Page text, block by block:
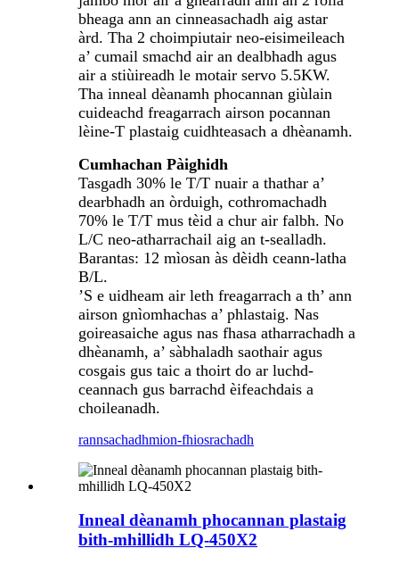
bheaga ann an cinneasachadh aig astar
àrd. Tha 2 choimpiutair neo-eisimeileach
a’ cumail smachd air an dealbhadh agus
air a stiùireadh le motair servo 5.5KW.
Tha inneal dèanamh phocannan giùlain
cuideachd freagarrach airson pocannan
lèine-T plastaig cuidhteasach a dhèanamh.
Cumhachan Pàighidh
Tasgadh 30% le T/T nuair a thathar a’
dearbhadh an òrduigh, cothromachadh
70% le T/T mus tèid a chur air falbh. No
L/C neo-atharrachail aig an t-sealladh.
Barantas: 12 mìosan às dèidh ceann-latha
B/L.
’S e uidheam air leth freagarrach a th’ ann
airson gnìomhachas a’ phlastaig. Nas
goireasaiche agus nas fhasa atharrachadh a
dhèanamh, a’ sàbhaladh saothair agus
cosgais gus taic a thoirt do ar luchd-
ceannach gus barrachd èifeachdais a
choileanadh.
rannsachadhmion-fhiosrachadh
Inneal dèanamh phocannan plastaig
bith-mhillidh LQ-450X2